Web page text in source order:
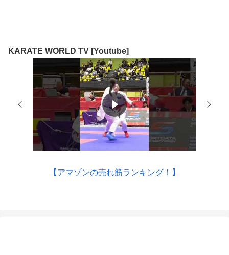
KARATE WORLD TV [Youtube]
【アマゾンの売れ筋ランキング！】